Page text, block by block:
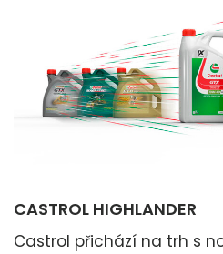
CASTROL HIGHLANDER
Castrol přichází na trh s